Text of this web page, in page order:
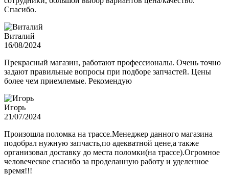
Спасибо.
Виталий
16/08/2024
Прекрасный магазин, работают профессионалы. Очень точно
задают правильные вопросы при подборе запчастей. Цены
более чем приемлемые. Рекомендую
Игорь
21/07/2024
Произошла поломка на трассе.Менеджер данного магазина
подобрал нужную запчасть,по адекватной цене,а также
организовал доставку до места поломки(на трассе).Огромное
человеческое спасибо за проделанную работу и уделенное
время!!!